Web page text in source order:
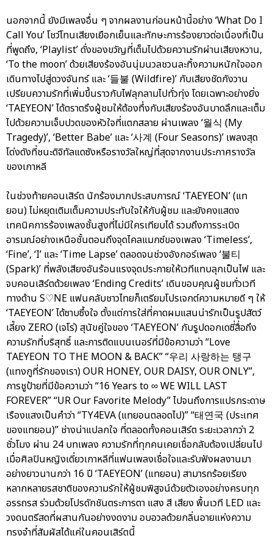
นอกจากนี้ ยังมีเพลงอื่น ๆ จากผลงานก่อนหน้านี้อย่าง ‘What Do I
Call You’ โชว์โทนเสียงเยือกเย็นและทักษะการร้องยาวต่อเนื่องที่เป็น
ที่พูดถึง, ‘Playlist’ ดั่งของขวัญที่เต็มไปด้วยความรักผ่านเสียงหวาน,
‘To the moon’ ด้วยเสียงร้องอันนุ่มนวลชวนละทิ้งความหนักใจออก
เดินทางไปสู่ดวงจันทร์ และ ‘들불 (Wildfire)’ กับเสียงชัดกังวาน
เปรียบความรักที่เพิ่มขึ้นราวกับไฟลุกลามไปทั่วทุ่ง โดยเฉพาะอย่างยิ่ง
‘TAEYEON’ ได้ตราตรึงผู้ชมให้ต้องทึ่งกับเสียงร้องอันบาดลึกและเต็ม
ไปด้วยความเจ็บปวดของหัวใจที่แตกสลาย ผ่านเพลง ‘월식 (My
Tragedy)’, ‘Better Babe’ และ ‘사계 (Four Seasons)’ เพลงสุด
โด่งดังที่ชนะดิจิทัลแดซังหรือรางวัลใหญ่ที่สุดจากงานประกาศรางวัล
ของเกาหลี
ในช่วงท้ายคอนเสิร์ต นักร้องมากประสบการณ์ ‘TAEYEON’ (แท
ยอน) ไม่หยุดเติมเต็มความประทับใจให้กับผู้ชม และยังคงแสดง
เทคนิคการร้องเพลงชั้นสูงที่ไม่มีใครเทียบได้ รวมถึงการระเบิด
อารมณ์อย่างเหนือชั้นตอนถึงจุดไคลแมกซ์ของเพลง ‘Timeless’,
‘Fine’, ‘I’ และ ‘Time Lapse’ ตลอดจนช่วงอังกอร์เพลง ‘불티
(Spark)’ ที่พลังเสียงอันร้อนแรงจุดประกายให้เวทีแทบลุกเป็นไฟ และ
จบคอนเสิร์ตด้วยเพลง ‘Ending Credits’ เดินขอบคุณผู้ชมทั่วเวที
ทางด้าน S♡NE แฟนคลับชาวไทยก็เตรียมโปรเจกต์ความหมายดี ๆ ให้
‘TAEYEON’ ได้ซาบซึ้งใจ ตั้งแต่การใส่ที่คาดผมแสนน่ารักเป็นรูปสัตว์
เลี้ยง ZERO (เจโร่) สุนัขคู่ใจของ ‘TAEYEON’ กับรูปดอกเดซี่สื่อถึง
ความรักที่บริสุทธิ์ และการติดแบนเนอร์ที่มีข้อความว่า “Love
TAEYEON TO THE MOON & BACK” “우리 사랑하는 탱구
(แทงกูที่รักของเรา) OUR HONEY, OUR DAISY, OUR ONLY”,
การชูป้ายที่มีข้อความว่า “16 Years to ∞ WE WILL LAST
FOREVER” “UR Our Favorite Melody” ไปจนถึงการแปรกระดาษ
เรืองแสงเป็นคำว่า “TY4EVA (แทยอนตลอดไป)” “태연국 (ประเทศ
ของแทยอน)” ช่างน่าแปลกใจ ที่ตลอดทั้งคอนเสิร์ต ระยะเวลากว่า 2
ชั่วโมง ผ่าน 24 บทเพลง ความรักที่ทุกคนเคยเชื่อกลับต้องเปลี่ยนไป
เมื่อศิลปินหญิงเดี่ยวเกาหลีที่แฟนเพลงเชื่อใจและรับฟังผลงานมา
อย่างยาวนานกว่า 16 ปี ‘TAEYEON’ (แทยอน) สามารถร้อยเรียง
หลากหลายรสชาติของความรักให้ผู้ชมพิสูจน์ด้วยตัวเองอย่างครบทุก
อรรถรส ร่วมด้วยโปรดักชันตระการตา แสง สี เสียง พื้นเวที LED และ
วงดนตรีสดที่ผสานกันอย่างงดงาม อบอวลด้วยกลิ่นอายแห่งความ
ทรงจำที่สัมผัสได้แค่ในคอนเสิร์ตนี้